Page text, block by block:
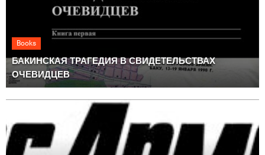
Books
БАКИНСКАЯ ТРАГЕДИЯ В СВИДЕТЕЛЬСТВАХ
ОЧЕВИДЦЕВ